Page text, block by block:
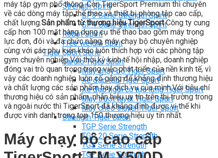
Strength Spirit
SP3 Serie Strength Spirit
SP4 Serie Strength Spirit
Robot Spirit
Free weight Spirit
Tiger Sport Serie
Cardio Tiger Sport
Máy chạy bộ Tiger Sport
Xe đạp tập Tiger Sport
Xe đạp ngồi có tựa lưng Tiger Sport
Máy trượt tuyết Tiger Sport
Máy chèo thuyền Tiger Sport
Strength Tiger Sport
TGP Serie Strength
TGP 20 Serie Strength
TGS Serie Strength
TGF Serie Strength
máy tập gym phổ thông. Còn TigerSport Premium thì chuyên
về các dòng máy tập thể thao và thiết bị phòng tập cao cấp,
chất lượng.Sản phẩm từ thương hiệu TigerSportCông ty cung
cấp hơn 100 mặt hàng dụng cụ thể thao bao gồm máy trọng
lực đơn, đôi và đa chức năng, máy chạy bộ chuyên nghiệp
cùng với các phụ kiện khác luôn thích hợp với các phòng tập
gym chuyên nghiệp.Với thời kỳ kinh tế hội nhập, doanh nghiệp
đóng vai trò quan trọng trong việc phát triển của nền kinh tế, vì
vậy các doanh nghiệp luôn cố gắng để khẳng định thương hiệu
và chất lượng các sản phẩm hay dịch vụ của mình.Với tiêu chí
thương hiệu có sản phẩm, nhãn hiệu uy tín trên thị trường trong
và ngoài nước thì TigerSport đã khẳng định được vị thế khi
được vinh danh trong top 150 thương hiệu uy tín nhất.
Máy chạy bộ cao cấp